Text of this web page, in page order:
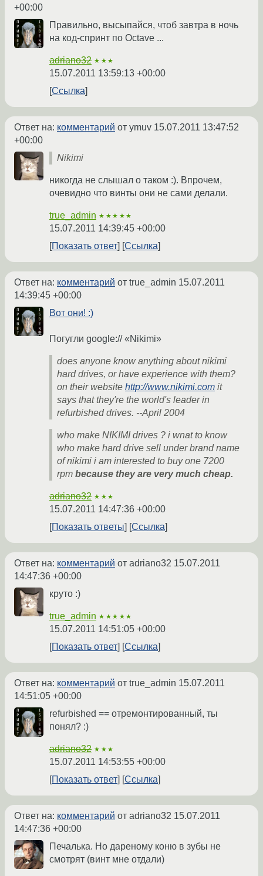
+00:00
Правильно, высыпайся, чтоб завтра в ночь
на код-спринт по Octave ...
adriano32 ★★★
15.07.2011 13:59:13 +00:00
Ссылка
Ответ на: комментарий от ymuv 15.07.2011 13:47:52
+00:00
Nikimi
никогда не слышал о таком :). Впрочем,
очевидно что винты они не сами делали.
true_admin ★★★★★
15.07.2011 14:39:45 +00:00
Показать ответ
Ссылка
Ответ на: комментарий от true_admin 15.07.2011
14:39:45 +00:00
Вот они! :)
Погугли google:// «Nikimi»
does anyone know anything about nikimi
hard drives, or have experience with them?
on their website http://www.nikimi.com it
says that they're the world's leader in
refurbished drives. --April 2004
who make NIKIMI drives ? i wnat to know
who make hard drive sell under brand name
of nikimi i am interested to buy one 7200
rpm because they are very much cheap.
adriano32 ★★★
15.07.2011 14:47:36 +00:00
Показать ответы
Ссылка
Ответ на: комментарий от adriano32 15.07.2011
14:47:36 +00:00
круто :)
true_admin ★★★★★
15.07.2011 14:51:05 +00:00
Показать ответ
Ссылка
Ответ на: комментарий от true_admin 15.07.2011
14:51:05 +00:00
refurbished == отремонтированный, ты
понял? :)
adriano32 ★★★
15.07.2011 14:53:55 +00:00
Показать ответ
Ссылка
Ответ на: комментарий от adriano32 15.07.2011
14:47:36 +00:00
Печалька. Но дареному коню в зубы не
смотрят (винт мне отдали)